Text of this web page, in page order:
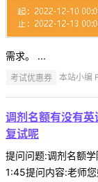
需求。 ...
考试优惠券 本站小编
调剂名额有没有
复试呢
提问问题:调剂名额
1:45提问内容:老师